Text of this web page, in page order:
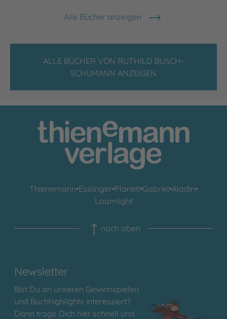
Alle Bücher anzeigen
ALLE BÜCHER VON RUTHILD BUSCH-
SCHUMANN ANZEIGEN
Thienemann•Esslinger•Planet!•Gabriel•Aladin•
Loomlight
nach oben
Newsletter
Bist Du an unseren Gewinnspielen
und Buchhighlights interessiert?
Dann trage Dich hier schnell und